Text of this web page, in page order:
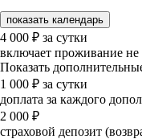
показать календарь
4 000 ₽ за сутки
включает проживание не
Показать
1 000 ₽ за сутки
доплата за каждого
2 000 ₽
страховой депозит